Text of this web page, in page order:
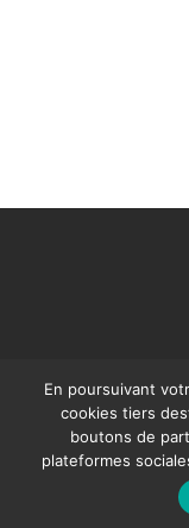
En poursuivant
cookies tiers
boutons de
plateformes